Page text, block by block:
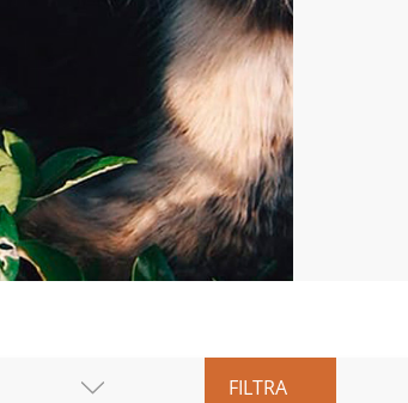
FILTRA